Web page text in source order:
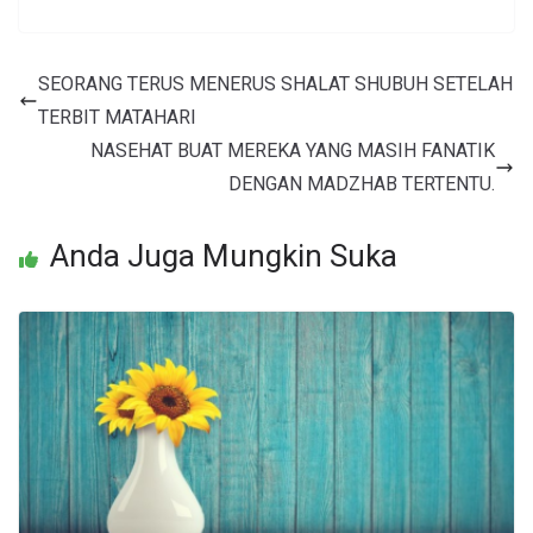
SEORANG TERUS MENERUS SHALAT SHUBUH SETELAH
TERBIT MATAHARI
NASEHAT BUAT MEREKA YANG MASIH FANATIK
DENGAN MADZHAB TERTENTU.
Anda Juga Mungkin Suka